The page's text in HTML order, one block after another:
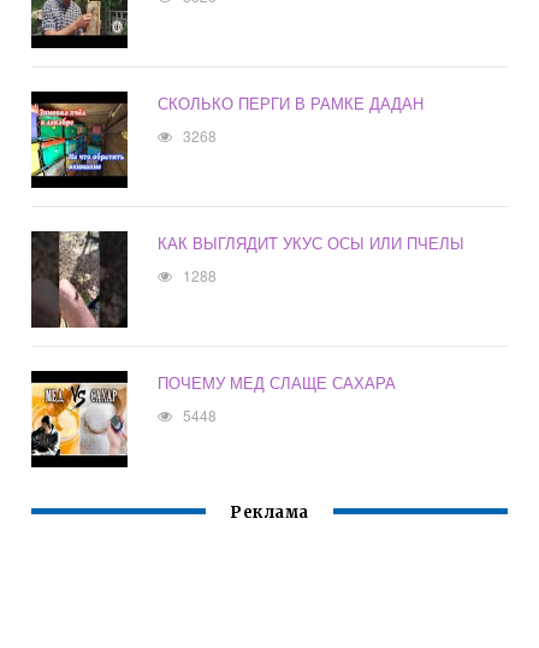
СКОЛЬКО ПЕРГИ В РАМКЕ ДАДАН
3268
КАК ВЫГЛЯДИТ УКУС ОСЫ ИЛИ ПЧЕЛЫ
1288
ПОЧЕМУ МЕД СЛАЩЕ САХАРА
5448
Реклама